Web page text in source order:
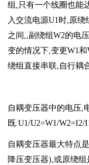
组,只有一个线圈也能
入交流电源U1时,原
之间,,副绕组W2的电
变的情况下,变更W1
绕组直接串联,自行耦
自耦变压器中的电压,
既:U1/U2=W1/W2=I2/
自耦变压器最大特点
降压变压器),或原绕